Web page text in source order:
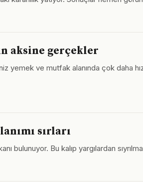
aksine gerçekler
yemek ve mutfak alanında çok daha
sırları
bulunuyor. Bu kalıp yargılardan